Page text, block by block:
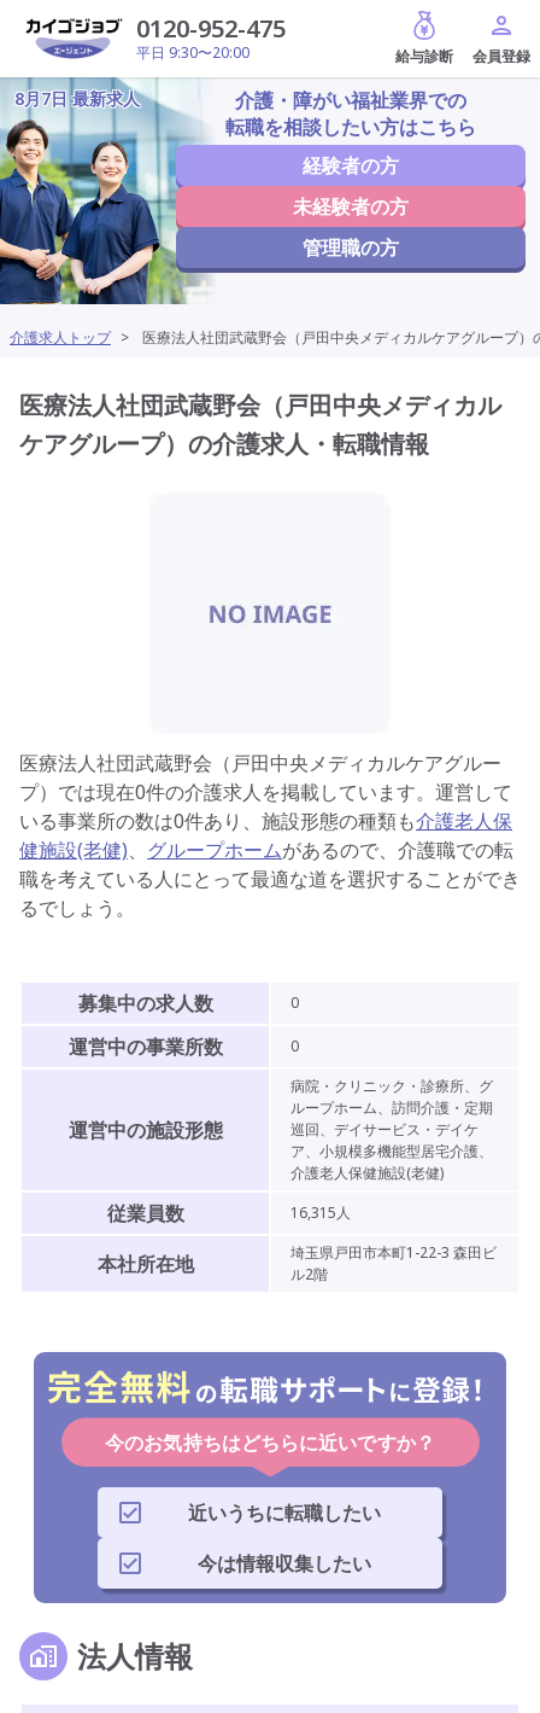
0120-952-475
平日 9:30〜20:00
給与診断
8月7日 最新求人
介護・障がい福祉業界での
転職を相談したい方はこちら
経験者の方
未経験者の方
管理職の方
介護求人トップ > 医療法人社団武蔵野会（戸田中央メディカルケアグループ）
医療法人社団武蔵野会（戸田中央メディカル
ケアグループ）の介護求人・転職情報
医療法人社団武蔵野会（戸田中央メディカルケアグルー
プ） では現在0件の介護求人を掲載しています。運営して
いる事業所の数は0件あり、 施設形態の種類も介護老人保
健施設(老健)、 グループホームがあるので、 介護職での転
職を考えている人にとって最適な道を選択することができ
るでしょう。
募集中の求人数 0
運営中の事業所数 0
運営中の施設形態
病院・クリニック・診療所、グ
ループホーム、訪問介護・定期
巡回、デイサービス・デイケ
ア、小規模多機能型居宅介護、
介護老人保健施設(老健)
従業員数 16,315人
本社所在地
埼玉県戸田市本町1-22-3 森田ビ
ル2階
今のお気持ちはどちらに近いですか？
近いうちに転職したい
今は情報収集したい
法人情報